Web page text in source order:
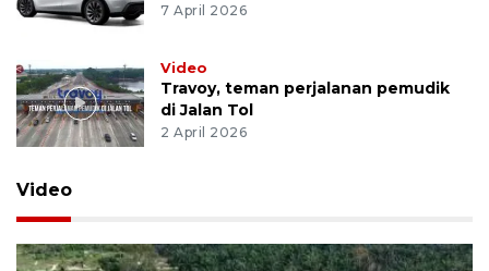
7 April 2026
Video
Travoy, teman perjalanan pemudik
di Jalan Tol
2 April 2026
Video